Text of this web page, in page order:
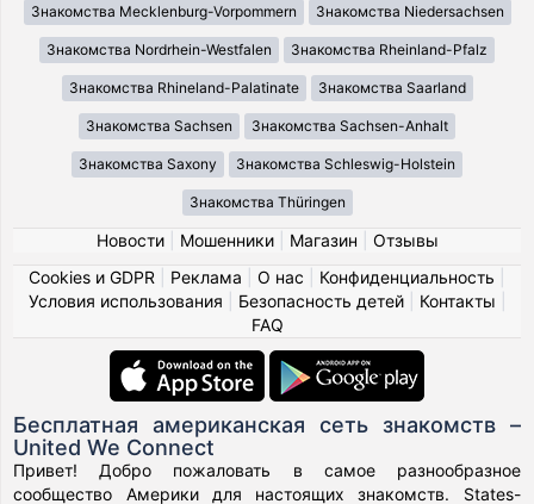
Знакомства Mecklenburg-Vorpommern Знакомства Niedersachsen
Знакомства Nordrhein-Westfalen Знакомства Rheinland-Pfalz
Знакомства Rhineland-Palatinate Знакомства Saarland
Знакомства Sachsen Знакомства Sachsen-Anhalt
Знакомства Saxony Знакомства Schleswig-Holstein
Знакомства Thüringen
Новости| Мошенники| Магазин
Отзывы
Cookies и GDPR
Реклама О нас Конфиденциальность
Условия использования
Безопасность детей| Контакты
FAQ
Бесплатная американская сеть знакомств –
United We Connect
Привет! Добро пожаловать в самое разнообразное
сообщество Америки для настоящих знакомств. States-